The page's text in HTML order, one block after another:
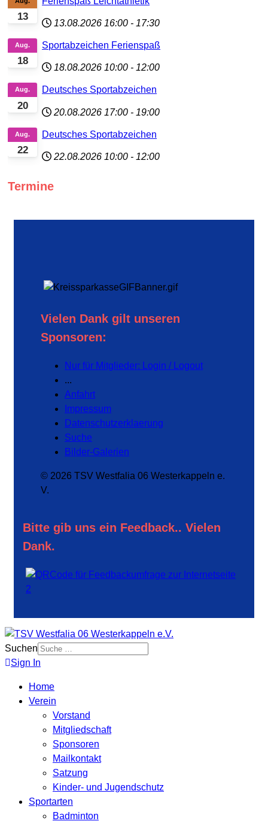
13
13.08.2026 16:00 - 17:30
18
Aug. Sportabzeichen Ferienspaß
18.08.2026 10:00 - 12:00
20
Aug. Deutsches Sportabzeichen
20.08.2026 17:00 - 19:00
22
Aug. Deutsches Sportabzeichen
22.08.2026 10:00 - 12:00
Termine
Vielen Dank gilt unseren
Sponsoren:
Nur für Mitglieder: Login / Logout
...
Anfahrt
Impressum
Datenschutzerklaerung
Suche
Bilder-Galerien
© 2026 TSV Westfalia 06 Westerkappeln e.
V.
Bitte gib uns ein Feedback.. Vielen
Dank.
Suchen
Sign In
Home
Verein
Vorstand
Mitgliedschaft
Sponsoren
Mailkontakt
Satzung
Kinder- und Jugendschutz
Sportarten
Badminton